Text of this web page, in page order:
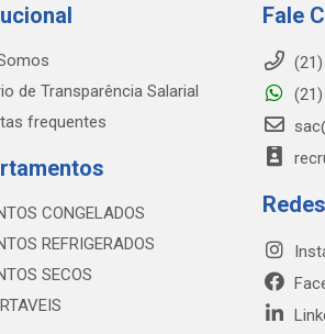
de Transparência Salarial
frequentes
CONGELADOS
REFRIGERADOS
SECOS
Fale